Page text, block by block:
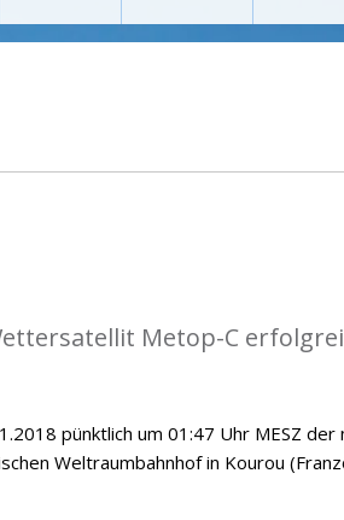
Metop-C
pünktlich um 01:47 Uhr MESZ der
Weltraumbahnhof in Kourou